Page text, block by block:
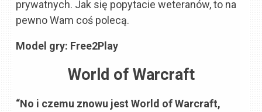
prywatnych. Jak się popytacie weteranów, to na
pewno Wam coś polecą.
Model gry: Free2Play
World of Warcraft
“No i czemu znowu jest World of Warcraft,